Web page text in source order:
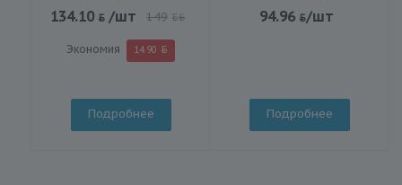
134.10 /шт 149 BYN
Экономия 14.90
Подробнее
94.96 /шт
Подробнее